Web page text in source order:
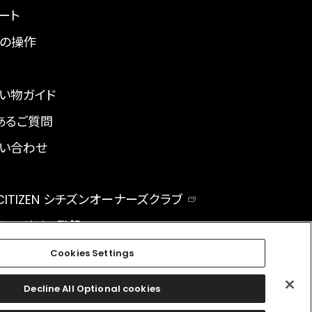
ト
操作
物ガイド
るご質問
合わせ
シチズンオーナーズクラブ
マガジン登録
facebookinstagramtwitter
Cookies Settings
Decline All Optional cookies